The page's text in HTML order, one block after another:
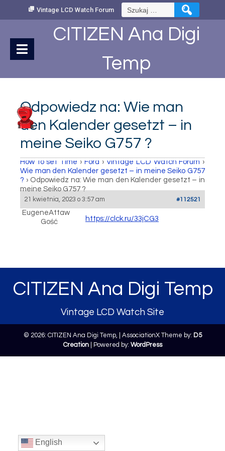
Vintage LCD Watch Forum Szukaj:
CITIZEN Ana Digi
Temp
Odpowiedz na: Wie man
den Kalender gesetzt – in
meine Seiko G757 ?
How to set Time › Fora › Vintage LCD Watch Forum ›
Wie man den Kalender gesetzt – in meine Seiko G757
? › Odpowiedz na: Wie man den Kalender gesetzt – in
meine Seiko G757 ?
21 kwietnia, 2023 o 3:57 am #112521
EugeneAttaw
Gość
https://clck.ru/33jCG3
CITIZEN Ana Digi Temp
Vintage LCD Watch Site
© 2026: CITIZEN Ana Digi Temp, | AssociationX Theme by: D5
Creation| Powered by: WordPress
English